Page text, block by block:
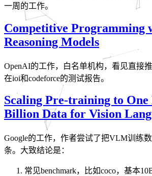
一周的工作。
Competitive Programming
Reasoning Models
OpenAI的工作，白名单机构，看见直接
在ioi和codeforce的测试报告。
Scaling Pre-training to
Billion Data for Vision
Google的工作，作者尝试了把VLM训练数
条。大致结论是：
常见benchmark，比如coco，基本